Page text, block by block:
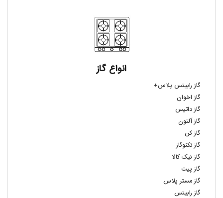
انواع گاز
گاز رابیتس پلاس+
گاز اخوان
گاز داتیس
گاز آلتون
گاز کن
گاز تکنوگاز
گاز نیک کالا
گاز پیت
گاز مستر پلاس
گاز رابیتس